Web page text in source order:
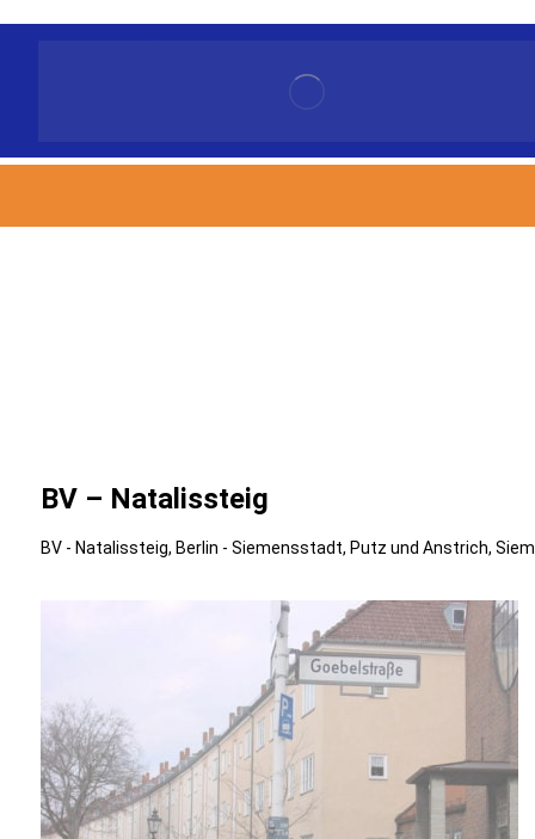
BV – Natalissteig
BV - Natalissteig, Berlin - Siemensstadt, Putz und Anstrich,